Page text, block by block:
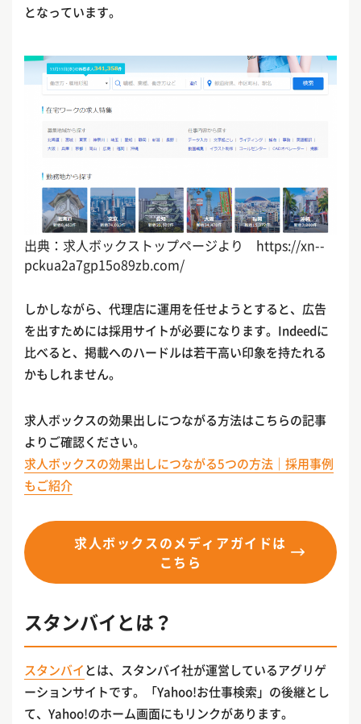
となっています。
出典：求人ボックストップページより https://xn--
pckua2a7gp15o89zb.com/
しかしながら、代理店に運用を任せようとすると、広告
を出すためには採用サイトが必要になります。Indeedに
比べると、掲載へのハードルは若干高い印象を持たれる
かもしれません。
求人ボックスの効果出しにつながる方法はこちらの記事
よりご確認ください。
求人ボックスの効果出しにつながる5つの方法｜採用事例
もご紹介
求人ボックスのメディアガイドは
こちら
スタンバイとは？
スタンバイとは、スタンバイ社が運営しているアグリゲ
ーションサイトです。「Yahoo!お仕事検索」の後継とし
て、Yahoo!のホーム画面にもリンクがあります。